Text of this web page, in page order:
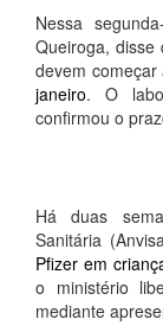
Nessa
Queiroga,
devem
janeiro. O
confirmou o
Há duas
Sanitária
Pfizer em
o ministério
mediante